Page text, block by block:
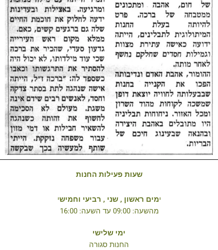
שעות פעילות החנות
ימים ראשון , שני , רביעי וחמישי
מהשעה: 09:00 עד השעה: 16:00
ימי שלישי
החנות סגורה